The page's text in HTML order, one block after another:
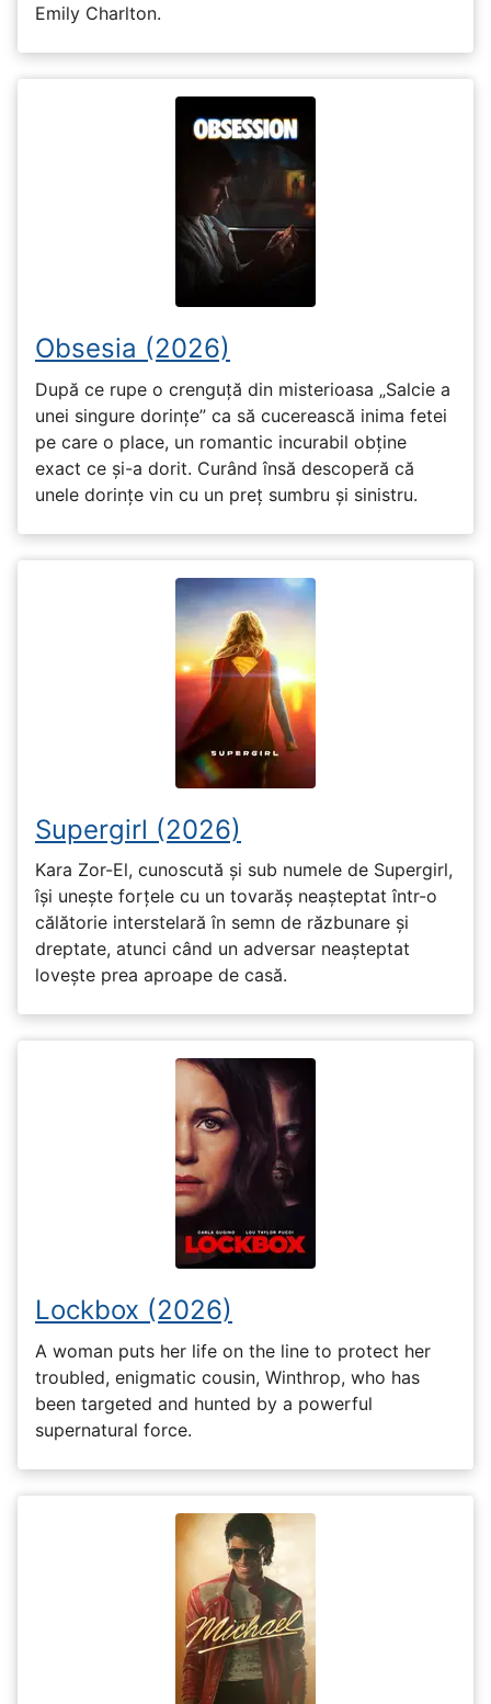
Emily Charlton.
Obsesia (2026)
După ce rupe o crenguță din misterioasa „Salcie a
unei singure dorințe” ca să cucerească inima fetei
pe care o place, un romantic incurabil obține
exact ce și-a dorit. Curând însă descoperă că
unele dorințe vin cu un preț sumbru și sinistru.
Supergirl (2026)
Kara Zor-El, cunoscută și sub numele de Supergirl,
își unește forțele cu un tovarăș neașteptat într-o
călătorie interstelară în semn de răzbunare și
dreptate, atunci când un adversar neașteptat
lovește prea aproape de casă.
Lockbox (2026)
A woman puts her life on the line to protect her
troubled, enigmatic cousin, Winthrop, who has
been targeted and hunted by a powerful
supernatural force.